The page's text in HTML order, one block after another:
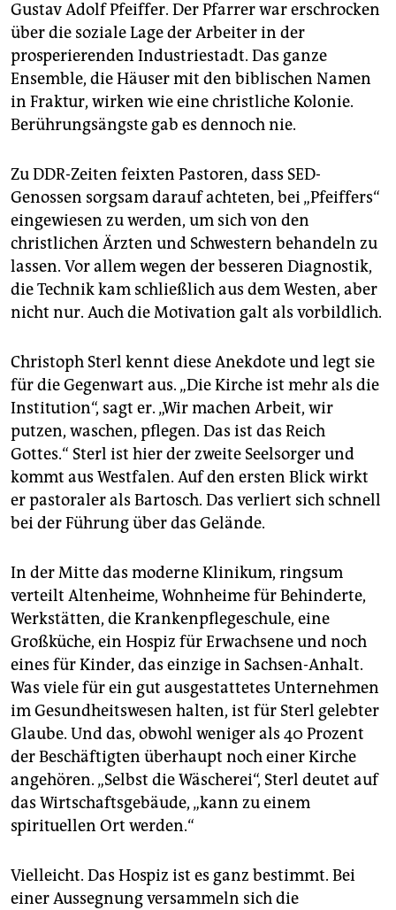
Gustav Adolf Pfeiffer. Der Pfarrer war erschrocken
über die soziale Lage der Arbeiter in der
prosperierenden Industriestadt. Das ganze
Ensemble, die Häuser mit den biblischen Namen
in Fraktur, wirken wie eine christliche Kolonie.
Berührungsängste gab es dennoch nie.
Zu DDR-Zeiten feixten Pastoren, dass SED-
Genossen sorgsam darauf achteten, bei „Pfeiffers“
eingewiesen zu werden, um sich von den
christlichen Ärzten und Schwestern behandeln zu
lassen. Vor allem wegen der besseren Diagnostik,
die Technik kam schließlich aus dem Westen, aber
nicht nur. Auch die Motivation galt als vorbildlich.
Christoph Sterl kennt diese Anekdote und legt sie
für die Gegenwart aus. „Die Kirche ist mehr als die
Institution“, sagt er. „Wir machen Arbeit, wir
putzen, waschen, pflegen. Das ist das Reich
Gottes.“ Sterl ist hier der zweite Seelsorger und
kommt aus Westfalen. Auf den ersten Blick wirkt
er pastoraler als Bartosch. Das verliert sich schnell
bei der Führung über das Gelände.
In der Mitte das moderne Klinikum, ringsum
verteilt Altenheime, Wohnheime für Behinderte,
Werkstätten, die Krankenpflegeschule, eine
Großküche, ein Hospiz für Erwachsene und noch
eines für Kinder, das einzige in Sachsen-Anhalt.
Was viele für ein gut ausgestattetes Unternehmen
im Gesundheitswesen halten, ist für Sterl gelebter
Glaube. Und das, obwohl weniger als 40 Prozent
der Beschäftigten überhaupt noch einer Kirche
angehören. „Selbst die Wäscherei“, Sterl deutet auf
das Wirtschaftsgebäude, „kann zu einem
spirituellen Ort werden.“
Vielleicht. Das Hospiz ist es ganz bestimmt. Bei
einer Aussegnung versammeln sich die